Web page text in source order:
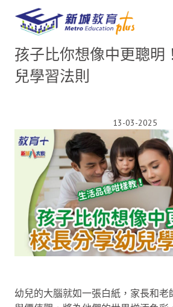
孩子比你想像中更聰明
兒學習法則
13-03-2025
幼兒的大腦就如一張白紙，家長和老